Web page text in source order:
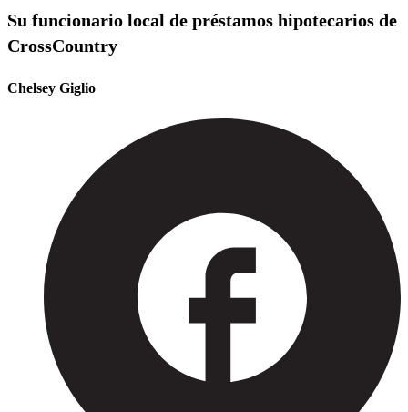
Su funcionario local de préstamos hipotecarios de
CrossCountry
Chelsey Giglio